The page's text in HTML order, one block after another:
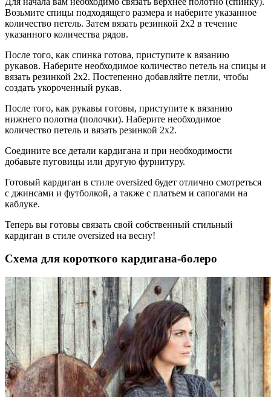
Возьмите спицы подходящего размера и наберите указанное
количество петель. Затем вязать резинкой 2х2 в течение
указанного количества рядов.
После того, как спинка готова, приступите к вязанию
рукавов. Наберите необходимое количество петель на спицы и
вязать резинкой 2х2. Постепенно добавляйте петли, чтобы
создать укороченный рукав.
После того, как рукавы готовы, приступите к вязанию
нижнего полотна (полочки). Наберите необходимое
количество петель и вязать резинкой 2х2.
Соедините все детали кардигана и при необходимости
добавьте пуговицы или другую фурнитуру.
Готовый кардиган в стиле oversized будет отлично смотреться
с джинсами и футболкой, а также с платьем и сапогами на
каблуке.
Теперь вы готовы связать свой собственный стильный
кардиган в стиле oversized на весну!
Схема для короткого кардигана-болеро